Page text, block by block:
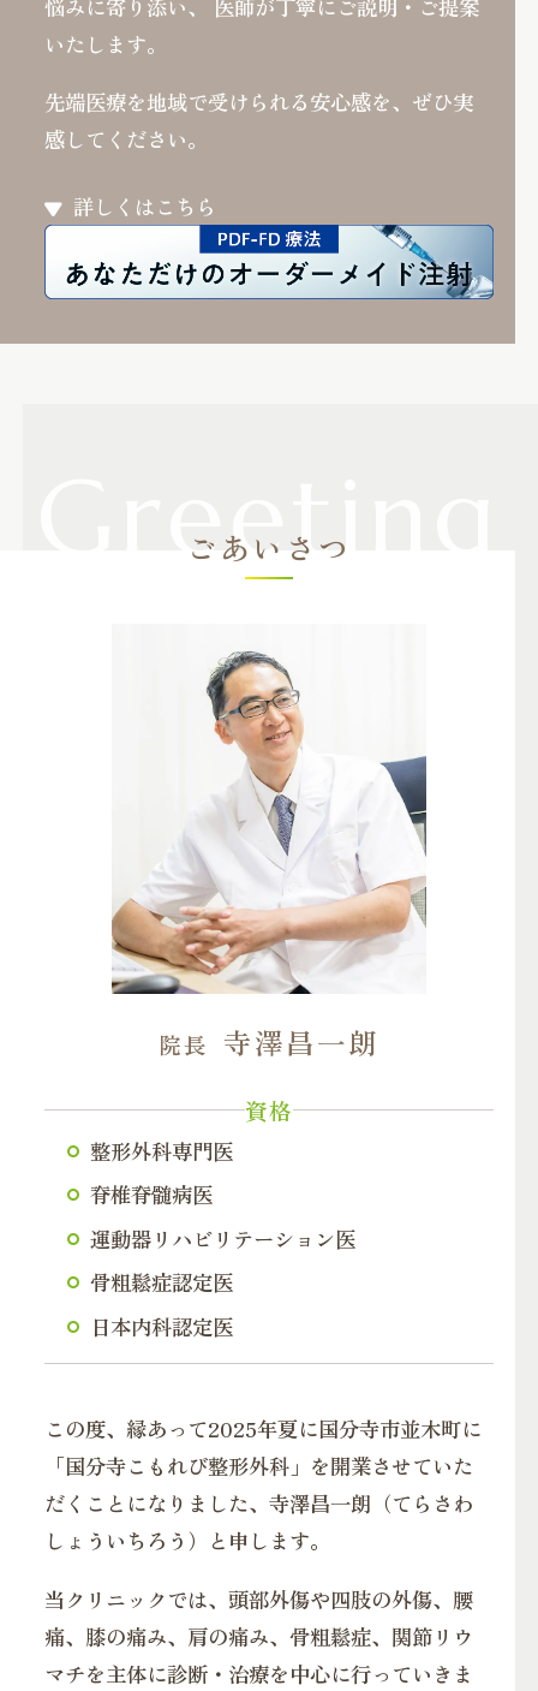
悩みに寄り添い、
医師が丁寧にご説明・ご提案
いたします。
先端医療を地域で受けられる安心感を、ぜひ実
感してください。
詳しくはこちら
ごあいさつ
院長 寺澤昌一朗
資格
整形外科専門医
脊椎脊髄病医
運動器リハビリテーション医
骨粗鬆症認定医
日本内科認定医
この度、縁あって2025年夏に国分寺市並木町に
「国分寺こもれび整形外科」を開業させていた
だくことになりました、寺澤昌一朗（てらさわ
しょういちろう）と申します。
当クリニックでは、頭部外傷や四肢の外傷、腰
痛、膝の痛み、肩の痛み、骨粗鬆症、関節リウ
マチを主体に診断・治療を中心に行っていきま